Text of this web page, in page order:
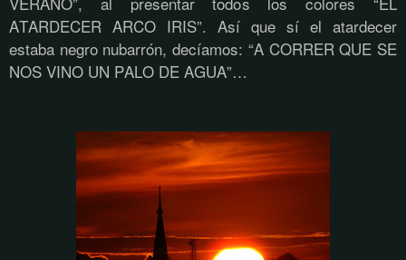
ATARDECER ARCO IRIS”. Así que sí el atardecer
estaba negro nubarrón, decíamos: “A CORRER QUE SE
NOS VINO UN PALO DE AGUA”…